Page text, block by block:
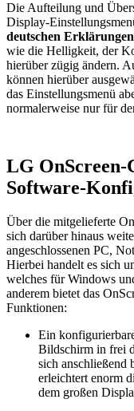
Die Aufteilung und
Display-
deutschen
wie die Helligkeit, der
hierüber zügig ändern.
können hierüber
das Einstellungsmenü
normalerweise nur für
LG OnScreen-
Software-
Über die mitgelieferte
sich darüber hinaus
angeschlossenen PC,
Hierbei handelt es sich
welches für Windows
anderem bietet das
Funktionen:
Ein
Bildschirm in frei
sich anschließend
erleichtert enorm
dem großen